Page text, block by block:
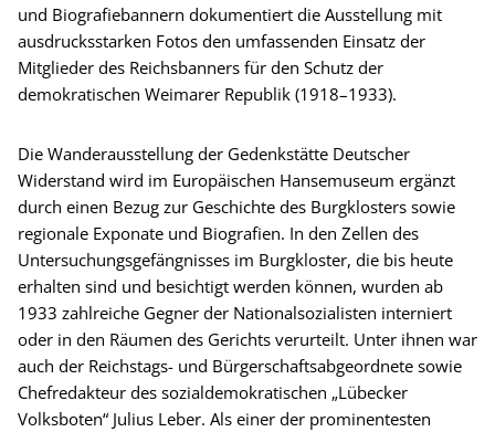
und Biografiebannern dokumentiert die Ausstellung mit
ausdrucksstarken Fotos den umfassenden Einsatz der
Mitglieder des Reichsbanners für den Schutz der
demokratischen Weimarer Republik (1918–1933).
Die Wanderausstellung der Gedenkstätte Deutscher
Widerstand wird im Europäischen Hansemuseum ergänzt
durch einen Bezug zur Geschichte des Burgklosters sowie
regionale Exponate und Biografien. In den Zellen des
Untersuchungsgefängnisses im Burgkloster, die bis heute
erhalten sind und besichtigt werden können, wurden ab
1933 zahlreiche Gegner der Nationalsozialisten interniert
oder in den Räumen des Gerichts verurteilt. Unter ihnen war
auch der Reichstags- und Bürgerschaftsabgeordnete sowie
Chefredakteur des sozialdemokratischen „Lübecker
Volksboten“ Julius Leber. Als einer der prominentesten